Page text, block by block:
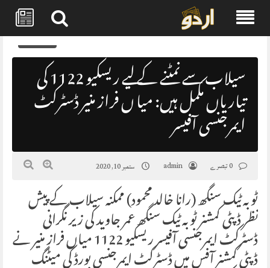
Skip
content
0
سیلاب سے نمٹنے کے لیے ریسکیو 1122 کی
تیاریاں مکمل ہیں: میا ں فراز منیر ڈسٹرکٹ
ایمرجنسی آفیسر
admin ستمبر 10, 2020
ٹوبہ ٹیک سنگھ (رانا خالد محمود) ممکنہ سیلاب کے پیش
نظر ڈپٹی کمشنر ٹوبہ ٹیک سنگھ عمر جاوید کی زیر نگرانی
ڈسٹرکٹ ایمرجنسی آفیسر ریسکیو 1122 میاں فراز منیر نے